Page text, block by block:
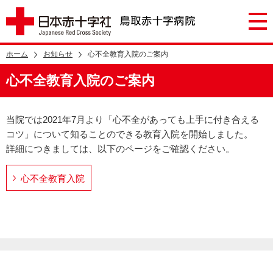
ホーム お知らせ 心不全教育入院のご案内
心不全教育入院のご案内
当院では2021年7月より「心不全があっても上手に付き合える
コツ」について知ることのできる教育入院を開始しました。
詳細につきましては、以下のページをご確認ください。
心不全教育入院